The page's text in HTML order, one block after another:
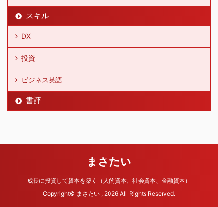
スキル
DX
投資
ビジネス英語
書評
まさたい
成長に投資して資本を築く（人的資本、社会資本、金融資本）
Copyright© まさたい , 2026 All Rights Reserved.